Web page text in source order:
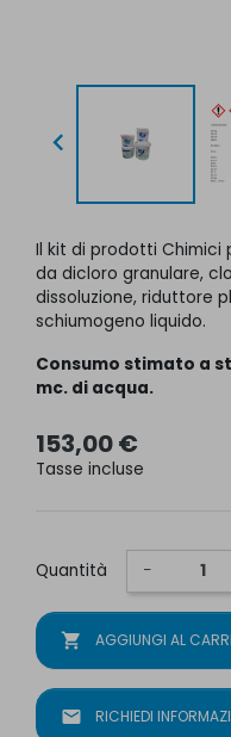

Il kit di prodotti Chimici
da dicloro granulare,
dissoluzione, riduttore
schiumogeno liquido.
Consumo stimato a
mc. di acqua.
153,00 €
Tasse incluse
Quantità −
shopping_cart AGGIUNGI AL
mail RICHIEDI